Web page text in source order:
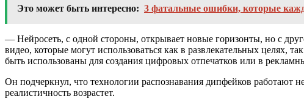
Это может быть интересно: 3 фатальные ошибки, которые
— Нейросеть, с одной стороны, открывает новые горизонты, но с
видео, которые могут использоваться как в развлекательных
быть использованы для создания цифровых отпечатков или в
Он подчеркнул, что технологии распознавания дипфейков работают
реалистичность возрастет.